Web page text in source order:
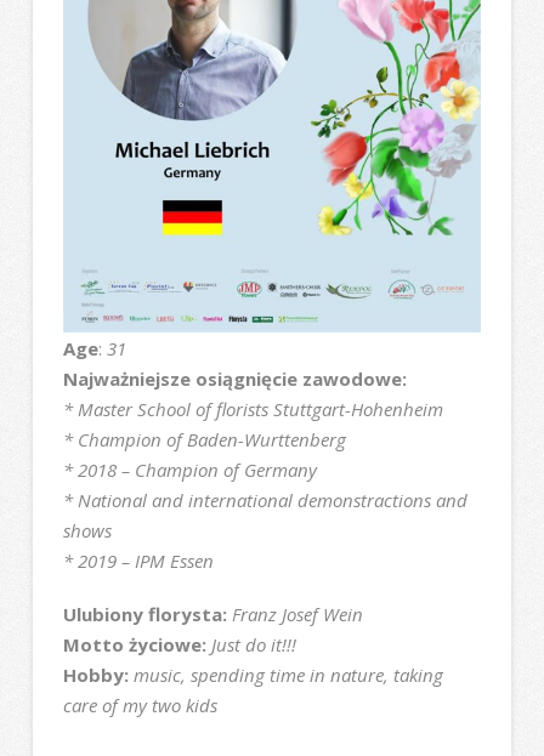
Age: 31
Najważniejsze osiągnięcie zawodowe:
* Master School of florists Stuttgart-Hohenheim
* Champion of Baden-Wurttenberg
* 2018 – Champion of Germany
* National and international demonstractions and
shows
* 2019 – IPM Essen
Ulubiony florysta: Franz Josef Wein
Motto życiowe: Just do it!!!
Hobby: music, spending time in nature, taking
care of my two kids